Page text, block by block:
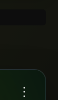
...